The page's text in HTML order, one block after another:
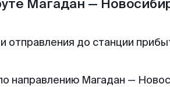
Магадан —
отправления до станции
направлению Магадан —